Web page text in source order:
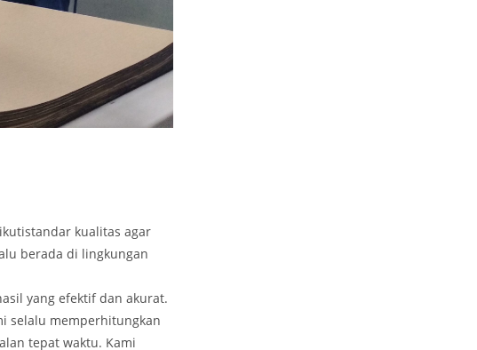
kualitas agar
berada di lingkungan
yang efektif dan akurat.
selalu memperhitungkan
tepat waktu. Kami